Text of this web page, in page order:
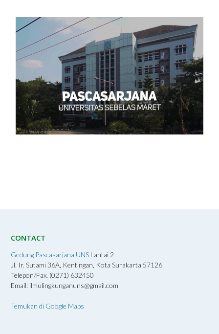
CONTACT
Gedung Pascasarjana UNS Lantai 2
Jl. Ir. Sutami 36A, Kentingan, Kota Surakarta 57126
Telepon/Fax. (0271) 632450
Email: ilmulingkunganuns@gmail.com
Temukan di Google Maps